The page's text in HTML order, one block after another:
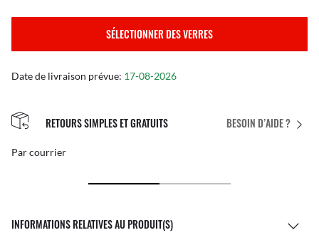
SÉLECTIONNER DES VERRES
Date de livraison prévue: 17-08-2026
BESOIN D’AIDE ?
RETOURS SIMPLES ET GRATUITS
Par courrier
INFORMATIONS RELATIVES AU PRODUIT(S)